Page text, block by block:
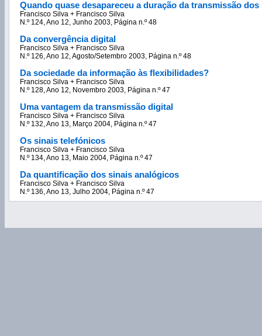
Quando quase desapareceu a duração da transmissão dos
Francisco Silva + Francisco Silva
N.º 124, Ano 12, Junho 2003, Página n.º 48
Da convergência digital
Francisco Silva + Francisco Silva
N.º 126, Ano 12, Agosto/Setembro 2003, Página n.º 48
Da sociedade da informação às flexibilidades?
Francisco Silva + Francisco Silva
N.º 128, Ano 12, Novembro 2003, Página n.º 47
Uma vantagem da transmissão digital
Francisco Silva + Francisco Silva
N.º 132, Ano 13, Março 2004, Página n.º 47
Os sinais telefónicos
Francisco Silva + Francisco Silva
N.º 134, Ano 13, Maio 2004, Página n.º 47
Da quantificação dos sinais analógicos
Francisco Silva + Francisco Silva
N.º 136, Ano 13, Julho 2004, Página n.º 47